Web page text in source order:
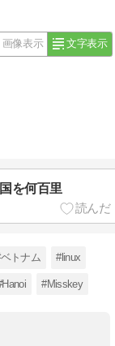
画像表示 文字表示
を何百里
トナム #linux
#Misskey